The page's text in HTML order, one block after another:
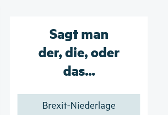
Sagt man
der, die, oder
das...
Brexit-Niederlage